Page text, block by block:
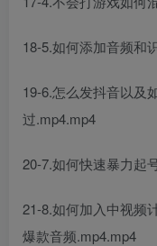
18-5.如何添加音频和
19-6.怎么发抖音以及
过.mp4.mp4
20-7.如何快速暴力起
21-8.如何加入中视频
爆款音频.mp4.mp4